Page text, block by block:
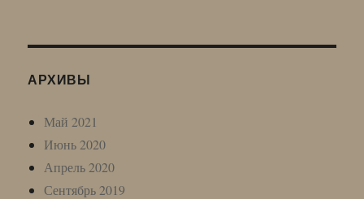
АРХИВЫ
Май 2021
Июнь 2020
Апрель 2020
Сентябрь 2019